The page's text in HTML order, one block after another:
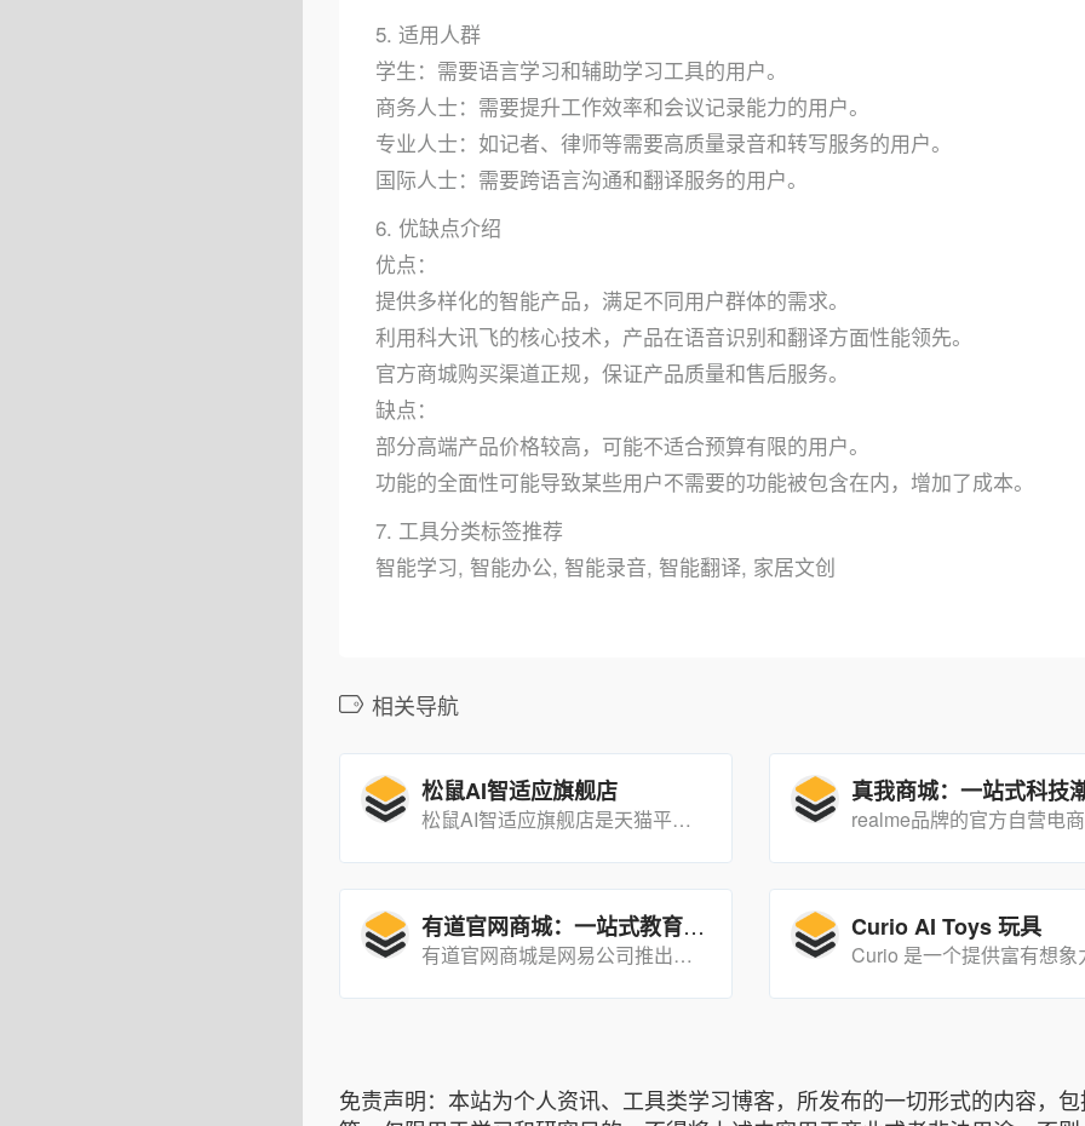
5. 适用人群
学生：需要语言学习和辅助学习工具的用户。
商务人士：需要提升工作效率和会议记录能力的用户。
专业人士：如记者、律师等需要高质量录音和转写服务的用户。
国际人士：需要跨语言沟通和翻译服务的用户。
6. 优缺点介绍
优点：
提供多样化的智能产品，满足不同用户群体的需求。
利用科大讯飞的核心技术，产品在语音识别和翻译方面性能领先。
官方商城购买渠道正规，保证产品质量和售后服务。
缺点：
部分高端产品价格较高，可能不适合预算有限的用户。
功能的全面性可能导致某些用户不需要的功能被包含在内，增加了成本。
7. 工具分类标签推荐
智能学习, 智能办公, 智能录音, 智能翻译, 家居文创
相关导航
松鼠AI智适应旗舰店
松鼠AI智适应旗舰店是天猫平台上的一家店铺，专注于销售松鼠AI品牌的智能学习产品。
有道官网商城：一站式教育学习工具选购平台
有道官网商城是网易公司推出的一个专注于教育和学习领域的电商平台，主要面向学生和教育工作者，提供各类学习工具和资源的购买服务。
Curio AI Toys 玩具
免责声明：本站为个人资讯、工具类学习博客，所发布的一切形式的内容，